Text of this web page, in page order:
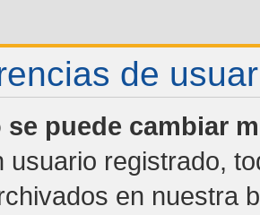
de
se puede cambiar
usuario registrado,
en nuestra